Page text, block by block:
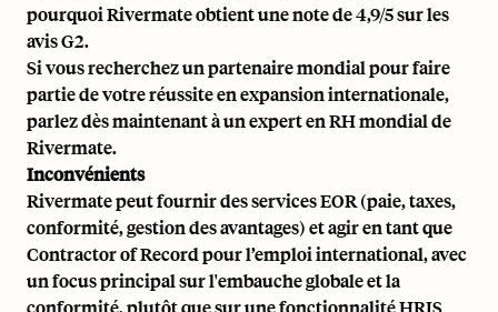
pourquoiRivermate obtient une note de 4,9/5 sur les
avis G2.
Si vous recherchez un partenaire mondial pour faire
partie de votre réussite en expansion internationale,
parlez dès maintenant à un expert en RH mondial de
Rivermate.
Inconvénients
Rivermate peut fournir des services EOR (paie, taxes,
conformité, gestion des avantages) et agir en tant que
Contractor of Record pour l’emploi international, avec
un focus principal sur l'embauche globale et la
conformité, plutôt que sur une fonctionnalité HRIS